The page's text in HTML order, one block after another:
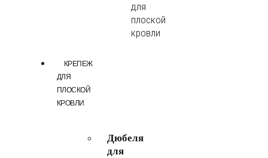
для
плоской
кровли
КРЕПЕЖ
ДЛЯ
ПЛОСКОЙ
КРОВЛИ
Дюбеля
для